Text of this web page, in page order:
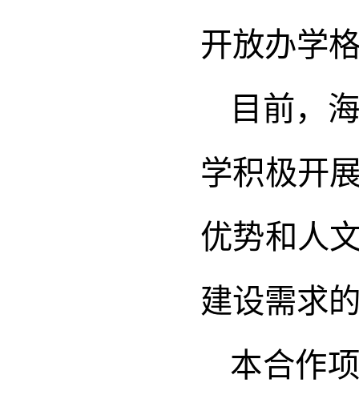
开放办学
目前，
学积极开
优势和人
建设需求
本合作